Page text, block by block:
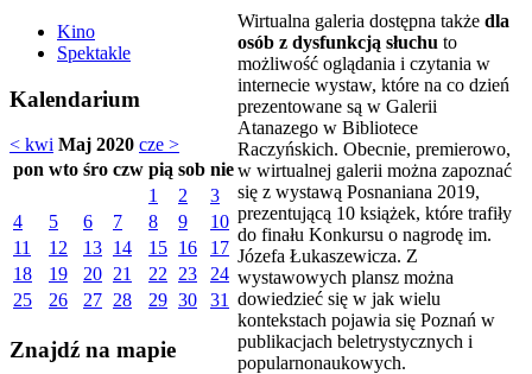
Kino
Spektakle
Kalendarium
< kwi Maj 2020 cze >
pon wto śro czw pią sob nie
1
2
3
4
5 6 7 8 9
10
11
12 13 14 15 16
17
18
19 20 21 22 23
24
25
26 27 28 29 30 31
Znajdź na mapie
Wirtualna galeria dostępna także dla
osób z dysfunkcją słuchu to
możliwość oglądania i czytania w
internecie wystaw, które na co dzień
prezentowane są w Galerii
Atanazego w Bibliotece
Raczyńskich. Obecnie, premierowo,
w wirtualnej galerii można zapoznać
się z wystawą Posnaniana 2019,
prezentującą 10 książek, które trafiły
do finału Konkursu o nagrodę im.
Józefa Łukaszewicza. Z
wystawowych plansz można
dowiedzieć się w jak wielu
kontekstach pojawia się Poznań w
publikacjach beletrystycznych i
popularnonaukowych.